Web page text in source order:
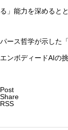
る」能力を深めると
パース哲学が示した
エンボディードAIの
Post
Share
RSS